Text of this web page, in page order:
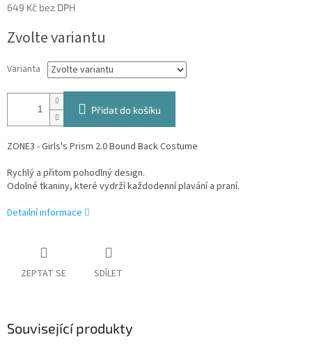
649 Kč bez DPH
cena:
Zvolte variantu
Varianta
Přidat do košíku
ZONE3 - Girls's Prism 2.0 Bound Back Costume
Rychlý a přitom pohodlný design.
Odolné tkaniny, které vydrží každodenní plavání a praní.
Detailní informace
ZEPTAT SE SDÍLET
Související produkty